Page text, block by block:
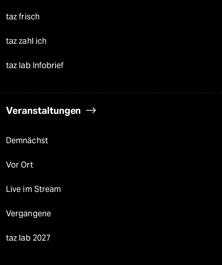
taz frisch
taz zahl ich
taz lab Infobrief
Veranstaltungen
Demnächst
Vor Ort
Live im Stream
Vergangene
taz lab 2027